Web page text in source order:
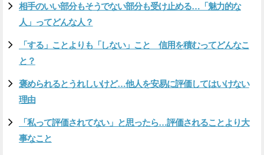
相手のいい部分もそうでない部分も受け止める…「魅力的な
人」ってどんな人？
「する」ことよりも「しない」こと 信用を積むってどんなこ
と？
褒められるとうれしいけど…他人を安易に評価してはいけない
理由
「私って評価されてない」と思ったら…評価されることより大
事なこと